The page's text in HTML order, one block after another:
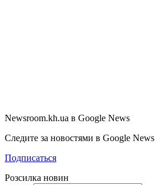
Newsroom.kh.ua в Google News
Следите за новостями в Google News
Подписаться
Розсилка новин